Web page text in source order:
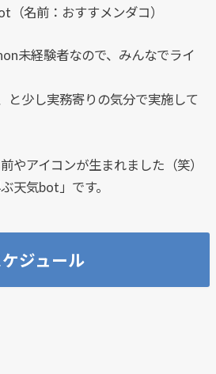
（名前：おすすメンダコ）
未経験者なので、みんなでライ
と少し実務寄りの気分で実施して
やアイコンが生まれました（笑）
天気bot」です。
ジュール